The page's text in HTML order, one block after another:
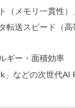
（メモリ一貫性）
転送スピード（高
ギー・面積効率
」などの次世代AI